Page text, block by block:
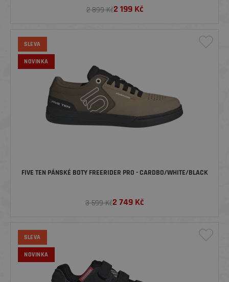
2 899 Kč2 199Kč
SLEVA
NOVINKA
FIVE TEN PÁNSKÉ BOTY FREERIDER PRO - CARDBO/WHITE/BLACK
3 599 Kč2 749 Kč
SLEVA
NOVINKA